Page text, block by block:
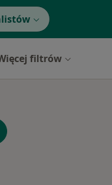
filtrów